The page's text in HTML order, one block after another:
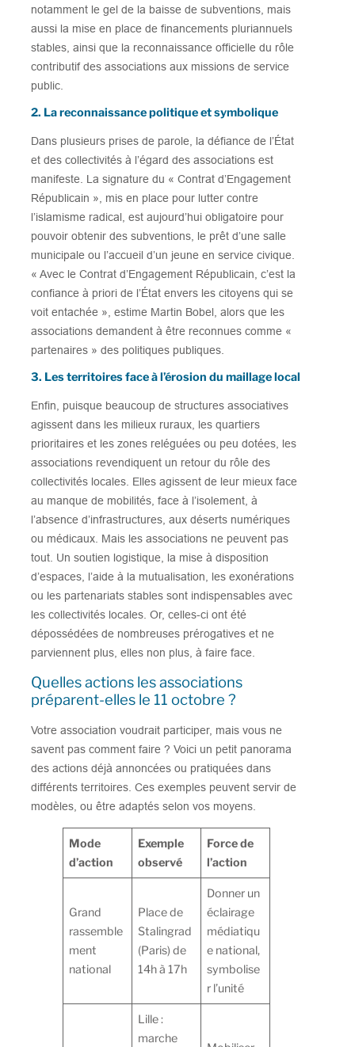
notamment le gel de la baisse de subventions, mais
aussi la mise en place de financements pluriannuels
stables, ainsi que la reconnaissance officielle du rôle
contributif des associations aux missions de service
public.
2. La reconnaissance politique et symbolique
Dans plusieurs prises de parole, la défiance de l’État
et des collectivités à l’égard des associations est
manifeste. La signature du « Contrat d’Engagement
Républicain », mis en place pour lutter contre
l’islamisme radical, est aujourd’hui obligatoire pour
pouvoir obtenir des subventions, le prêt d’une salle
municipale ou l’accueil d’un jeune en service civique.
« Avec le Contrat d’Engagement Républicain, c’est la
confiance à priori de l’État envers les citoyens qui se
voit entachée », estime Martin Bobel, alors que les
associations demandent à être reconnues comme «
partenaires » des politiques publiques.
3. Les territoires face à l’érosion du maillage local
Enfin, puisque beaucoup de structures associatives
agissent dans les milieux ruraux, les quartiers
prioritaires et les zones reléguées ou peu dotées, les
associations revendiquent un retour du rôle des
collectivités locales. Elles agissent de leur mieux face
au manque de mobilités, face à l’isolement, à
l’absence d’infrastructures, aux déserts numériques
ou médicaux. Mais les associations ne peuvent pas
tout. Un soutien logistique, la mise à disposition
d’espaces, l’aide à la mutualisation, les exonérations
ou les partenariats stables sont indispensables avec
les collectivités locales. Or, celles-ci ont été
dépossédées de nombreuses prérogatives et ne
parviennent plus, elles non plus, à faire face.
Quelles actions les associations
préparent-elles le 11 octobre ?
Votre association voudrait participer, mais vous ne
savent pas comment faire ? Voici un petit panorama
des actions déjà annoncées ou pratiquées dans
différents territoires. Ces exemples peuvent servir de
modèles, ou être adaptés selon vos moyens.
Mode
d’action
Exemple
observé
Force de
l’action
Grand
rassemble
ment
national
Place de
Stalingrad
(Paris) de
14h à 17h
Donner un
éclairage
médiatiqu
e national,
symbolise
r l’unité
Lille :
marche